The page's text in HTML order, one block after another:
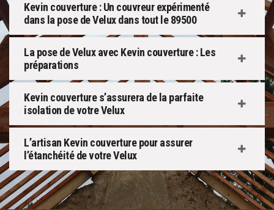
Kevin couverture : Un couvreur expérimenté
dans la pose de Velux dans tout le 89500
La pose de Velux avec Kevin couverture : Les
préparations
Kevin couverture s’assurera de la parfaite
isolation de votre Velux
L’artisan Kevin couverture pour assurer
l’étanchéité de votre Velux